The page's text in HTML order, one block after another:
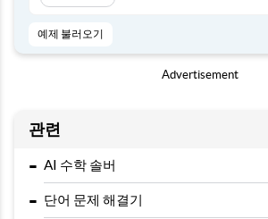
예제 불러오기
Advertisement
관련
- AI 수학 솔버
- 단어 문제 해결기